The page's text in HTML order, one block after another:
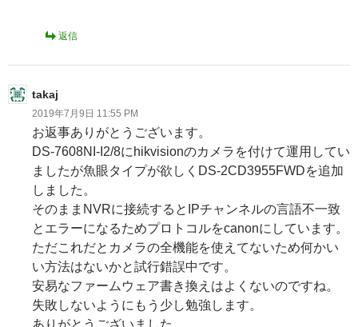
返信
takaj
2019年7月9日 11:55 PM
お返事ありがとうございます。
DS-7608NI-I2/8にhikvisionのカメラを付けて運用してい
ましたが魚眼タイプが欲しくDS-2CD3955FWDを追加
しました。
そのままNVRに接続するとIPチャンネルの言語不一致
とエラーになるためプロトコルをcanonにしています。
ただこれだとカメラの全機能を使えてないため何かい
い方法はないかと試行錯誤中です。
安易なファームウェア書き換えはよくないのですね。
失敗しないようにもう少し勉強します。